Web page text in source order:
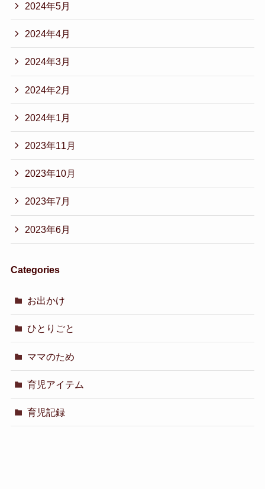
2024年5月
2024年4月
2024年3月
2024年2月
2024年1月
2023年11月
2023年10月
2023年7月
2023年6月
Categories
お出かけ
ひとりごと
ママのため
育児アイテム
育児記録